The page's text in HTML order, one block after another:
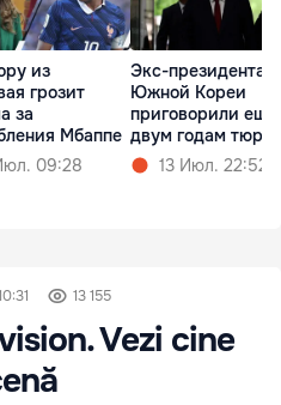
из
грозит
за
Мбаппе
09:28
Экс-президента
Южной Кореи
приговорили еще
двум годам
13 Июл. 22:52
13 155
Vezi cine